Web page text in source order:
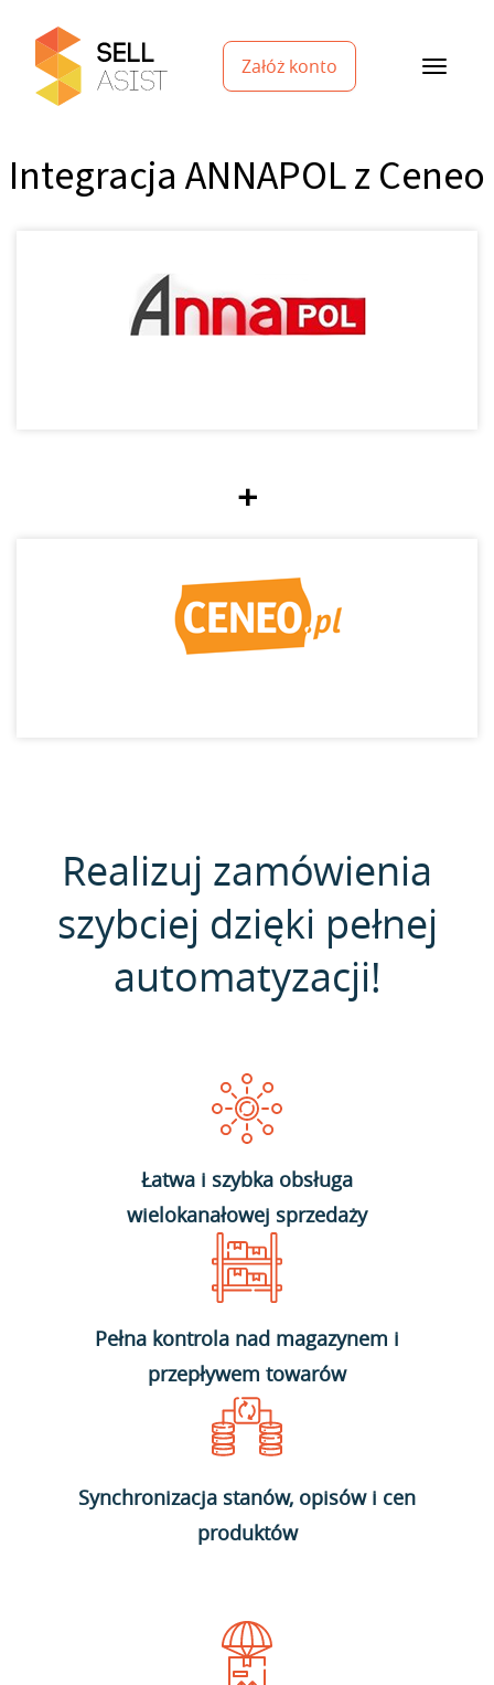
Załóż konto
Integracja ANNAPOL z Ceneo
+
Realizuj zamówienia
szybciej dzięki pełnej
automatyzacji!
Łatwa i szybka obsługa
wielokanałowej sprzedaży
Pełna kontrola nad magazynem i
przepływem towarów
Synchronizacja stanów, opisów i cen
produktów